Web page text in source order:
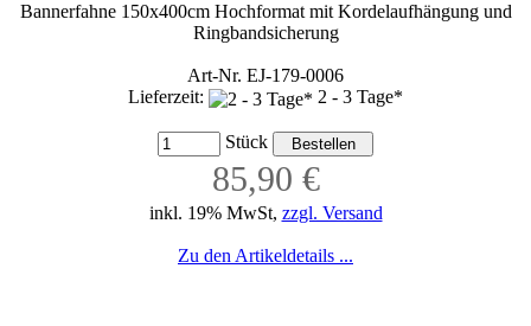
Bannerfahne 150x400cm Hochformat mit Kordelaufhängung und
Ringbandsicherung
Art-Nr. EJ-179-0006
Lieferzeit:
2 - 3 Tage*
Stück
85,90 €
inkl. 19% MwSt, zzgl. Versand
Zu den Artikeldetails ...